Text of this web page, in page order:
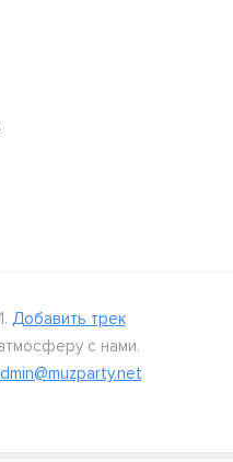
Добавить трек
с нами.